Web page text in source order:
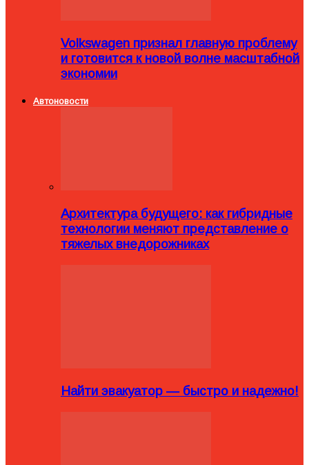
Volkswagen признал главную проблему
и готовится к новой волне масштабной
экономии
Автоновости
Архитектура будущего: как гибридные
технологии меняют представление о
тяжелых внедорожниках
Найти эвакуатор — быстро и надежно!